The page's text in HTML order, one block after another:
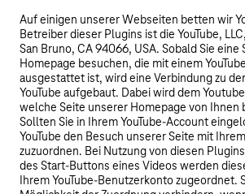
Auf einigen unserer Webseiten betten wir
Betreiber dieser Plugins ist die YouTube,
San Bruno, CA 94066, USA. Sobald Sie eine
Homepage besuchen, die mit einem
ausgestattet ist, wird eine Verbindung zu
YouTube aufgebaut. Dabei wird dem
welche Seite unserer Homepage von Ihnen
Sollten Sie in Ihrem YouTube-Account
YouTube den Besuch unserer Seite mit
zuzuordnen. Bei Nutzung von diesen
des Start-Buttons eines Videos werden
Ihrem YouTube-Benutzerkonto zugeordnet.